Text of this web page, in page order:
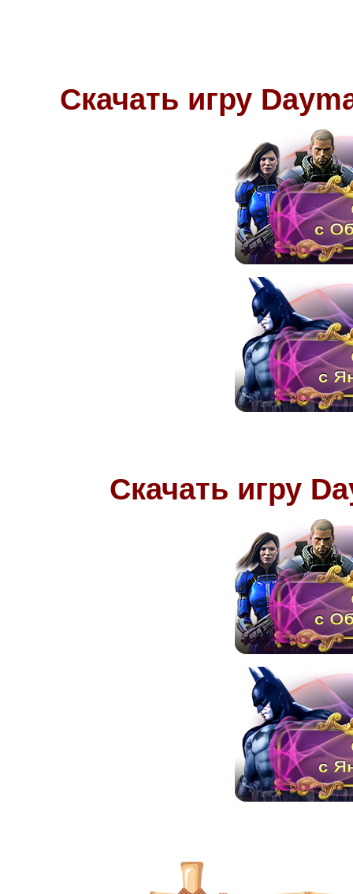
Скачать игру
Скачать игру